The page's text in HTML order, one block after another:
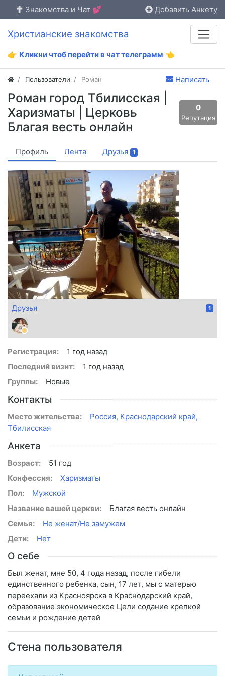
Знакомства и Чат 💕 Добавить Анкету
Христианские знакомства
👉 Кликни чтоб перейти в чат телеграмм 👈
Пользователи Роман Написать
Роман город Тбилисская |
Харизматы | Церковь
Благая весть онлайн
0
Репутация
Профиль Лента Друзья 1
Друзья 1
Регистрация:
1 год назад
Последний визит:
1 год назад
Группы:
Новые
Контакты
Место жительства:
Россия, Краснодарский край,
Тбилисская
Анкета
Возраст:
51 год
Конфессия:
Харизматы
Пол:
Мужской
Название вашей церкви:
Благая весть онлайн
Семья:
Не женат/Не замужем
Дети:
Нет
О себе
Был женат, мне 50, 4 года назад, после гибели
единственного ребенка, сын, 17 лет, мы с матерью
переехали из Красноярска в Краснодарский край,
образование экономическое Цели содание крепкой
семьи и рождение детей
Стена пользователя